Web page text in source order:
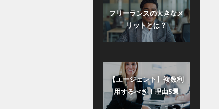
フリーランスの大きなメ
リットとは？
【エージェント】複数利
用するべき！理由5選